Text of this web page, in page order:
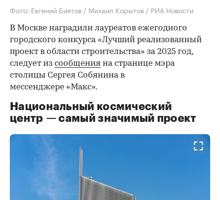
Фото: Евгений Биятов / Михаил Корытов / РИА Новости
В Москве наградили лауреатов ежегодного
городского конкурса «Лучший реализованный
проект в области строительства» за 2025 год,
следует из сообщения на странице мэра
столицы Сергея Собянина в
мессенджере «Макс».
Национальный космический
центр — самый значимый проект